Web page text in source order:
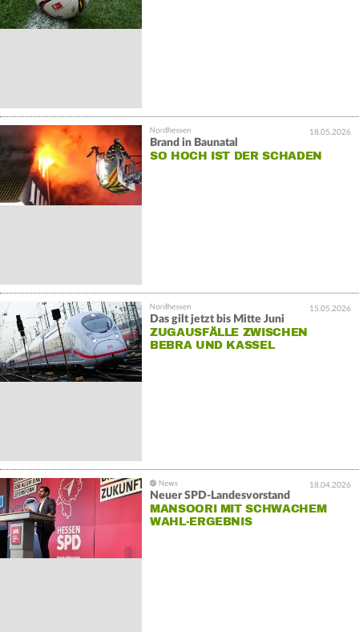
18.05.2026
Brand in Baunatal
SO HOCH IST DER SCHADEN
15.05.2026
Das gilt jetzt bis Mitte Juni
ZUGAUSFÄLLE ZWISCHEN
BEBRA UND KASSEL
18.04.2026
Neuer SPD-Landesvorstand
MANSOORI MIT SCHWACHEM
WAHL-ERGEBNIS